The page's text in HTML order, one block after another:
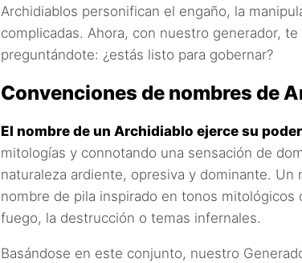
Archidiablos personifican el engaño, la
complicadas. Ahora, con nuestro generador,
preguntándote: ¿estás listo para gobernar?
Convenciones de nombres de
El nombre de un Archidiablo ejerce su
mitologías y connotando una sensación de
naturaleza ardiente, opresiva y dominante.
nombre de pila inspirado en tonos
fuego, la destrucción o temas infernales.
Basándose en este conjunto, nuestro